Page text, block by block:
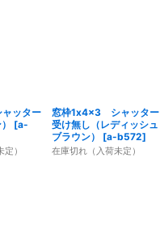
ッター
[a-
）
窓枠1x4x3 シャッター
受け無し（レディッシュ
ブラウン）
[a-b572]
在庫切れ（入荷未定）